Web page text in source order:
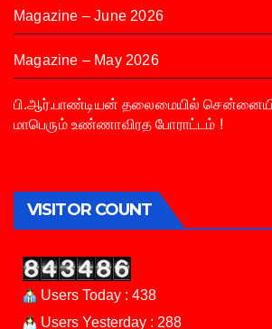
Magazine – June 2026
Magazine – May 2026
பி.ஆர்.பாண்டியன் தலைமையில்
மாபெரும் உண்ணாவிரத போராட்டம் !
VISITOR COUNT
Users Today : 438
Users Yesterday : 288